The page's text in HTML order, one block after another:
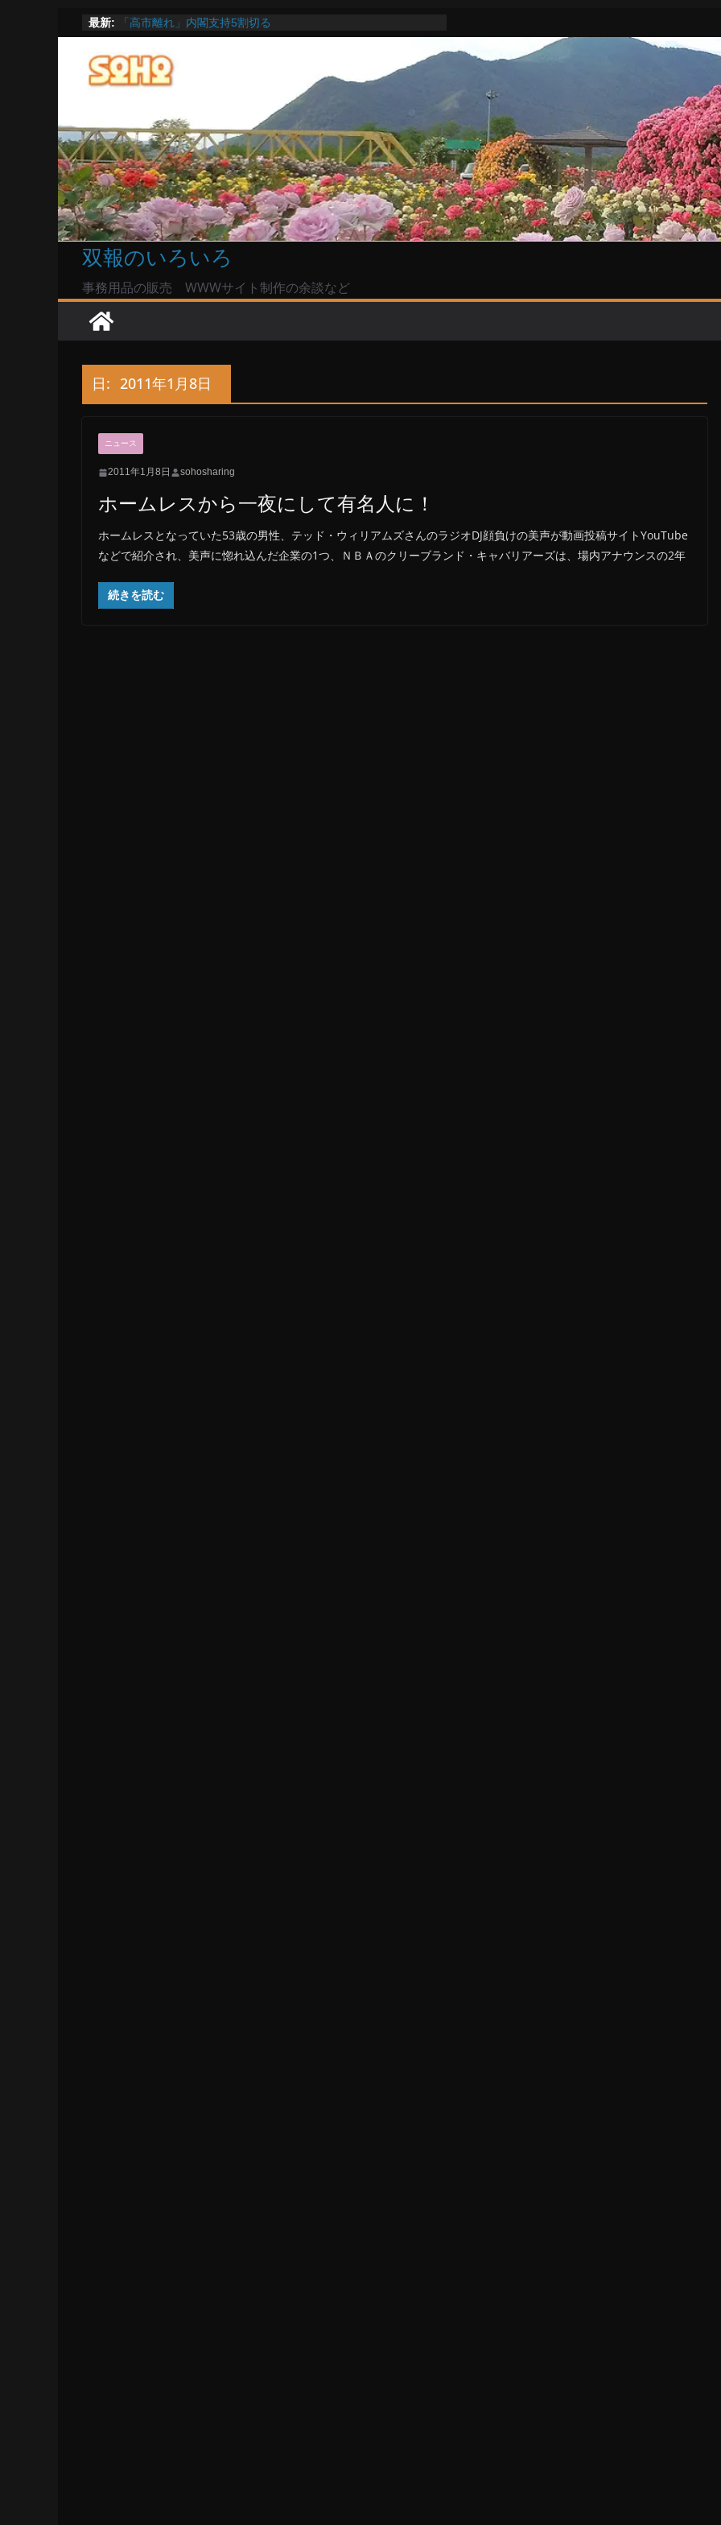
ン
へ
ス
キ
ッ
プ
最新:
「高市離れ」内閣支持5割切る
Windowsユーザーは公共の共有Wi-Fiは使うな?
高市首相とは隙間風が吹く鈴木憲和農水相
陸自部隊の思想信条調査報道受け小泉防衛相「不適切活動な
い」で良いのか
双報のいろいろ
事務用品の販売 WWWサイト制作の余談など
日: 2011年1月8日
ニュース
2011年1月8日 sohosharing
ホームレスから一夜にして有名人に！
ホームレスとなっていた53歳の男性、テッド・ウィリアムズさんのラジオDJ顔負けの美声が動画投稿サイトYouTube
などで紹介され、美声に惚れ込んだ企業の1つ、ＮＢＡのクリーブランド・キャバリアーズは、場内アナウンスの2年
続きを読む